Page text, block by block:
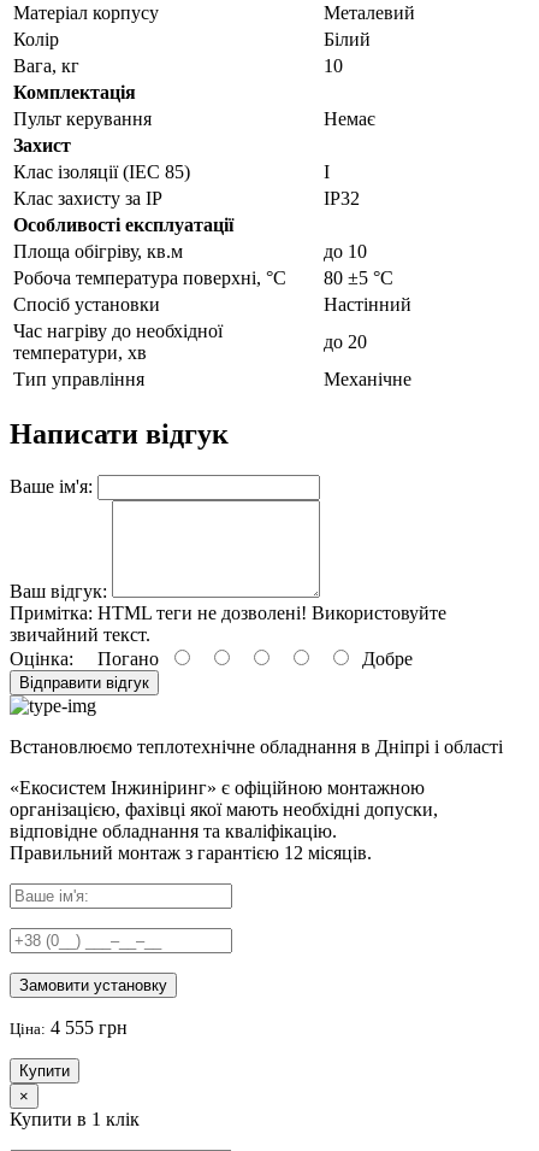
Матеріал корпусу
Металевий
Колір
Білий
Вага, кг
10
Комплектація
Пульт керування
Немає
Захист
Клас ізоляції (IEC 85)
І
Клас захисту за IP
IP32
Особливості експлуатації
Площа обігріву, кв.м
до 10
Робоча температура поверхні, °С
80 ±5 °С
Спосіб установки
Настінний
Час нагріву до необхідної
температури, хв
до 20
Тип управління
Механічне
Написати відгук
Ваше ім'я:
Ваш відгук:
Примітка: HTML теги не дозволені! Використовуйте
звичайний текст.
Оцінка: Погано Добре
Відправити відгук
Встановлюємо теплотехнічне обладнання в Дніпрі і області
«Екосистем Інжиніринг» є офіційною монтажною
організацією, фахівці якої мають необхідні допуски,
відповідне обладнання та кваліфікацію.
Правильний монтаж з гарантією 12 місяців.
Замовити установку
Ціна: 4 555 грн
Купити
×
Купити в 1 клік